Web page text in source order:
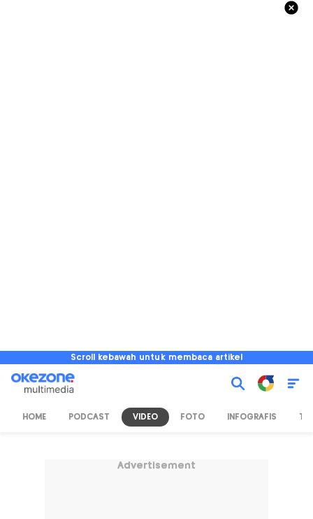
Scroll kebawah untuk membaca artikel
HOME PODCAST VIDEO FOTO INFOGRAFIS TV
Advertisement